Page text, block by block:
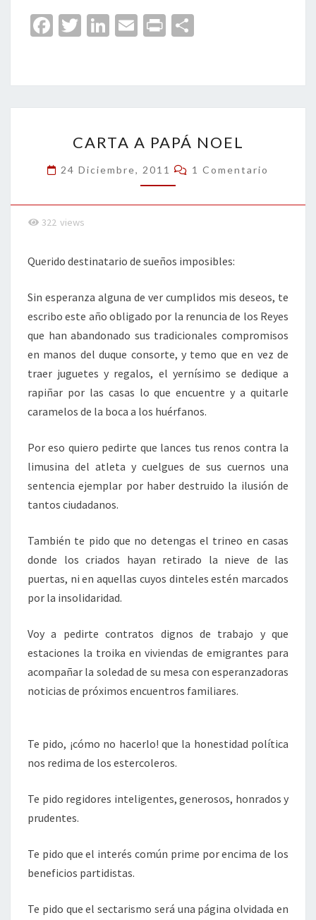
Fa
o
o
T
er
Li
dI
n
E
l
Pr
p
ar
tir
A
PAPÁ
NOEL
CARTA A PAPÁ NOEL
24 Diciembre, 2011 Comentarios
1 Comentario
322 views
Querido destinatario de sueños imposibles:
Sin esperanza alguna de ver cumplidos mis deseos, te
escribo este año obligado por la renuncia de los Reyes
que han abandonado sus tradicionales compromisos
en manos del duque consorte, y temo que en vez de
traer juguetes y regalos, el yernísimo se dedique a
rapiñar por las casas lo que encuentre y a quitarle
caramelos de la boca a los huérfanos.
Por eso quiero pedirte que lances tus renos contra la
limusina del atleta y cuelgues de sus cuernos una
sentencia ejemplar por haber destruido la ilusión de
tantos ciudadanos.
También te pido que no detengas el trineo en casas
donde los criados hayan retirado la nieve de las
puertas, ni en aquellas cuyos dinteles estén marcados
por la insolidaridad.
Voy a pedirte contratos dignos de trabajo y que
estaciones la troika en viviendas de emigrantes para
acompañar la soledad de su mesa con esperanzadoras
noticias de próximos encuentros familiares.
Te pido, ¡cómo no hacerlo! que la honestidad política
nos redima de los estercoleros.
Te pido regidores inteligentes, generosos, honrados y
prudentes.
Te pido que el interés común prime por encima de los
beneficios partidistas.
Te pido que el sectarismo será una página olvidada en